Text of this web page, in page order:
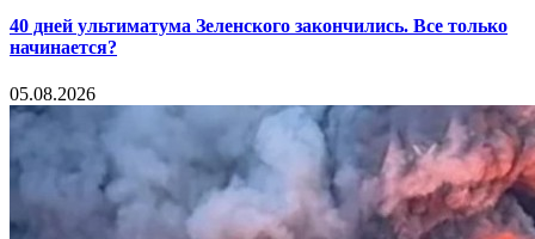
40 дней ультиматума Зеленского закончились. Все только
начинается?
05.08.2026